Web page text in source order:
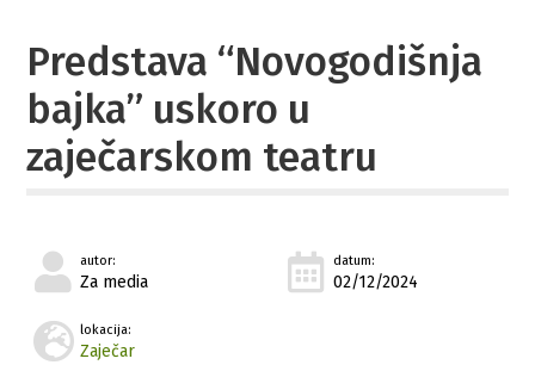
Predstava “Novogodišnja
bajka” uskoro u
zaječarskom teatru
autor:
Za media
datum:
02/12/2024
lokacija:
Zaječar